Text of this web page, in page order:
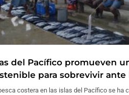
del Pacífico promueven
para sobrevivir ante
costera en las islas del Pacífico se ha